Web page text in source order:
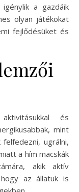
a gazdáik
olyan játékokat
fejlődésüket és
és
mint
ugrálni,
a hím macskák
akik aktív
az állatuk is